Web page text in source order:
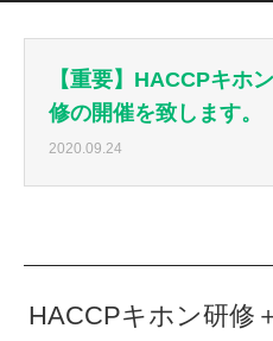
【重要】HACCPキホ
修の開催を致します。
2020.09.24
HACCPキホン研修